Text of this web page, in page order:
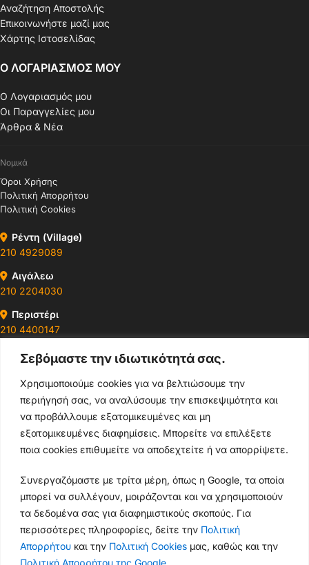
Σεβόμαστε την ιδιωτικότητά σας.
Χρησιμοποιούμε cookies για να βελτιώσουμε την
περιήγησή σας, να αναλύσουμε την επισκεψιμότητα και
να προβάλλουμε εξατομικευμένες και μη
εξατομικευμένες διαφημίσεις. Μπορείτε να επιλέξετε
ποια cookies επιθυμείτε να αποδεχτείτε ή να απορρίψετε.
Συνεργαζόμαστε με τρίτα μέρη, όπως η Google, τα οποία
μπορεί να συλλέγουν, μοιράζονται και να χρησιμοποιούν
τα δεδομένα σας για διαφημιστικούς σκοπούς. Για
περισσότερες πληροφορίες, δείτε την Πολιτική
Απορρήτου και την Πολιτική Cookies μας, καθώς και την
Πολιτική Απορρήτου της Google
Αναζήτηση Αποστολής
Επικοινωνήστε μαζί μας
Χάρτης Ιστοσελίδας
Ο ΛΟΓΑΡΙΑΣΜΟΣ ΜΟΥ
Ο Λογαριασμός μου
Οι Παραγγελίες μου
Άρθρα & Νέα
Νομικά
Όροι Χρήσης
Πολιτική Απορρήτου
Πολιτική Cookies
Ρέντη (Village)
210 4929089
Αιγάλεω
210 2204030
Περιστέρι
210 4400147
Ωράρια & Διευθύνσεις →
210 4929089
Κεντρικό τηλέφωνο
info@thikishop.gr
Δευ - Σάβ: 10:00 - 21:00
ΔΩΡΕΑΝ ΑΠΟΣΤΟΛΗ
για παραγγελίες άνω των 35€